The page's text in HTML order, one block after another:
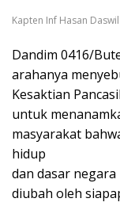
Kapten Inf Hasan
Dandim 0416/
arahanya
Kesaktian
untuk
masyarakat
hidup
dan dasar
diubah oleh